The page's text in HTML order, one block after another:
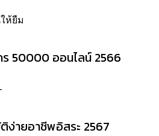
ห้ยืม
ร 50000 ออนไลน์ 2566
ง่ายอาชีพอิสระ 2567